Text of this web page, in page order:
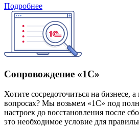
Подробнее
Сопровождение «1С»
Хотите сосредоточиться на бизнесе,
вопросах? Мы возьмем «1С» под
настроек до восстановления после
это необходимое условие для